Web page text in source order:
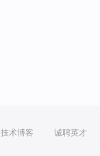
技术博客 诚聘英才